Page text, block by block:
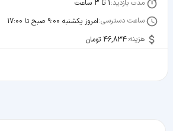
مدت بازدید:1 تا 3 ساعت
ساعت دسترسی:امروز یکشنبه 9:00 صبح تا 17:00
هزینه:46,834 تومان